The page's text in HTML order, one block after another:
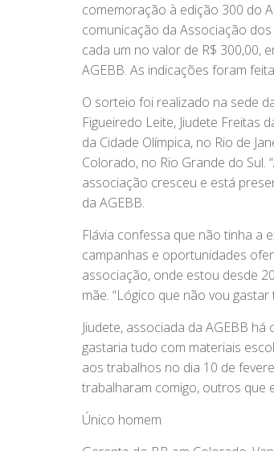
comemoração à edição 300 do
comunicação da Associação
cada um no valor de R$ 300,00,
AGEBB. As indicações foram
O sorteio foi realizado na sede
Figueiredo Leite, Jiudete Freitas
da Cidade Olímpica, no Rio de
Colorado, no Rio Grande do
associação cresceu e está
da AGEBB.
Flávia confessa que não tinha a
campanhas e oportunidades
associação, onde estou desde
mãe. “Lógico que não vou
Jiudete, associada da AGEBB
gastaria tudo com materiais
aos trabalhos no dia 10 de
trabalharam comigo, outros que
Único homem